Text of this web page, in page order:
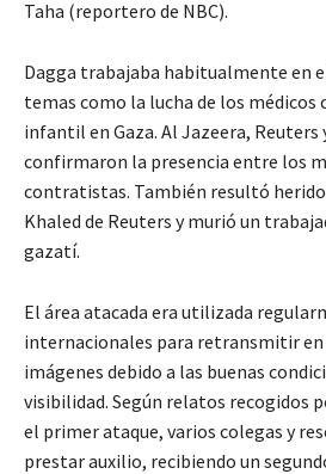
Taha (reportero de NBC).
Dagga trabajaba habitualmente en
temas como la lucha de los
infantil en Gaza. Al Jazeera, Reuters
confirmaron la presencia entre los
contratistas. También resultó
Khaled de Reuters y murió un
gazatí.
El área atacada era utilizada
internacionales para retransmitir
imágenes debido a las buenas
visibilidad. Según relatos recogidos
el primer ataque, varios colegas y
prestar auxilio, recibiendo un